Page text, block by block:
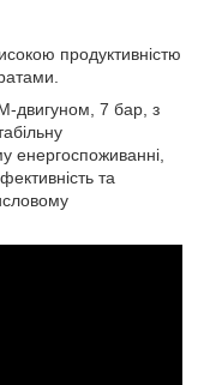
продуктивністю
двигуном, 7 бар, з
енергоспоживанні,
та